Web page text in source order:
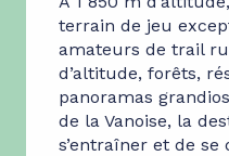
terrain de jeu
amateurs de trail
d’altitude, forêts,
panoramas
de la Vanoise, la
s’entraîner et de se